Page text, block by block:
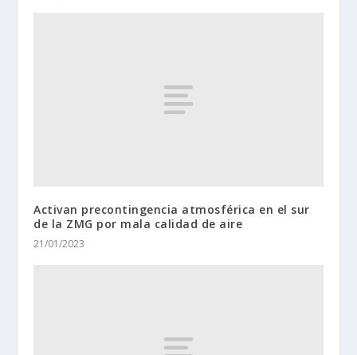
Activan precontingencia atmosférica en el sur
de la ZMG por mala calidad de aire
21/01/2023